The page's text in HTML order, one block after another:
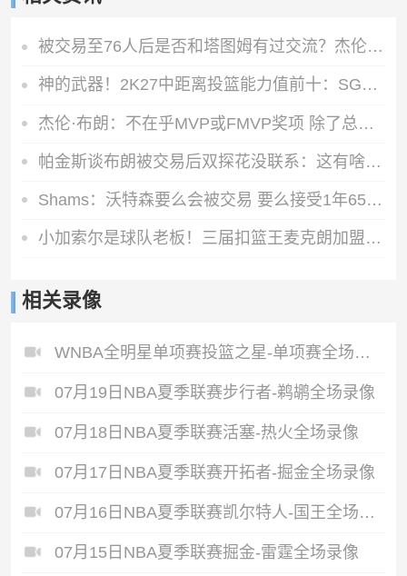
被交易至76人后是否和塔图姆有过交流？杰伦·布朗：没怎么聊过
神的武器！2K27中距离投篮能力值前十：SGA一枝独秀 KD并列第三
杰伦·布朗：不在乎MVP或FMVP奖项 除了总冠军没任何东西能打动我
帕金斯谈布朗被交易后双探花没联系：这有啥惊讶？他们场外没私交
Shams：沃特森要么会被交易 要么接受1年650万的资质报价留队
小加索尔是球队老板！三届扣篮王麦克朗加盟西班牙赫罗纳俱乐部
相关录像
WNBA全明星单项赛投篮之星-单项赛全场录像
07月19日NBA夏季联赛步行者-鹈鹕全场录像
07月18日NBA夏季联赛活塞-热火全场录像
07月17日NBA夏季联赛开拓者-掘金全场录像
07月16日NBA夏季联赛凯尔特人-国王全场录像
07月15日NBA夏季联赛掘金-雷霆全场录像